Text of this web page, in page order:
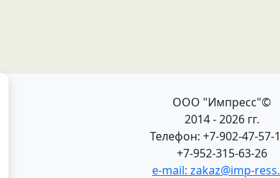
ООО "Импресс"©
2014 - 2026 гг.
Телефон: +7-902-47-57-
+7-952-315-63-26
e-mail: zakaz@imp-